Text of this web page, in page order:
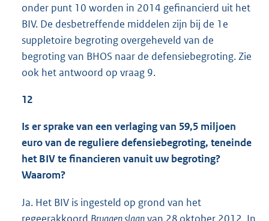
onder punt 10 worden in 2014 gefinancierd uit het
BIV. De desbetreffende middelen zijn bij de 1e
suppletoire begroting overgeheveld van de
begroting van BHOS naar de defensiebegroting. Zie
ook het antwoord op vraag 9.
12
Is er sprake van een verlaging van 59,5 miljoen
euro van de reguliere defensiebegroting, teneinde
het BIV te financieren vanuit uw begroting?
Waarom?
Ja. Het BIV is ingesteld op grond van het